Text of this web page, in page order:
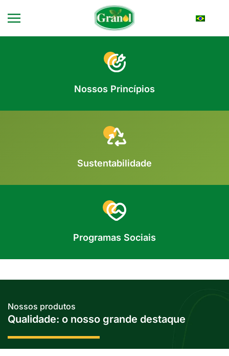
Skip to main content
Nossos Princípios
Sustentabilidade
Programas Sociais
Nossos produtos
Qualidade: o nosso grande destaque